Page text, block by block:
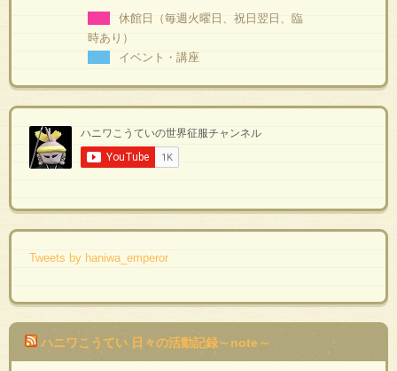
休館日（毎週火曜日、祝日翌日、臨
時あり）
イベント・講座
Tweets by haniwa_emperor
ハニワこうてい 日々の活動記録～note～